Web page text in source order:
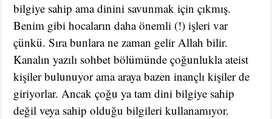
bilgiye sahip ama dinini savunmak için çıkmış.
Benim gibi hocaların daha önemli (!) işleri var
çünkü. Sıra bunlara ne zaman gelir Allah bilir.
Kanalın yazılı sohbet bölümünde çoğunlukla ateist
kişiler bulunuyor ama araya bazen inançlı kişiler de
giriyorlar. Ancak çoğu ya tam dini bilgiye sahip
değil veya sahip olduğu bilgileri kullanamıyor.